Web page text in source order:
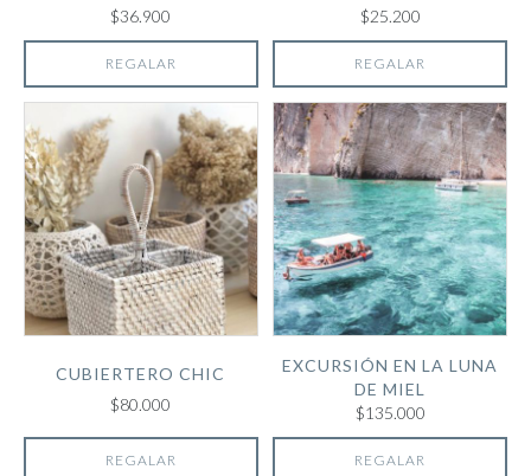
$36.900
REGALAR
$25.200
REGALAR
CUBIERTERO CHIC
$80.000
REGALAR
EXCURSIÓN EN LA LUNA
DE MIEL
$135.000
REGALAR